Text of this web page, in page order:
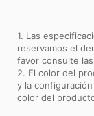
1. Las
reservamos el
favor consulte
2. El color del
y la
color del